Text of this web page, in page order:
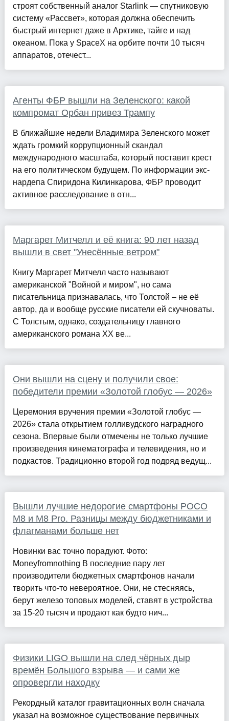
строят собственный аналог Starlink — спутниковую
систему «Рассвет», которая должна обеспечить
быстрый интернет даже в Арктике, тайге и над
океаном. Пока у SpaceX на орбите почти 10 тысяч
аппаратов, отечест...
Агенты ФБР вышли на Зеленского: какой
компромат Орбан привез Трампу
В ближайшие недели Владимира Зеленского может
ждать громкий коррупционный скандал
международного масштаба, который поставит крест
на его политическом будущем. По информации экс-
нардепа Спиридона Килинкарова, ФБР проводит
активное расследование в отн...
Маргарет Митчелл и её книга: 90 лет назад
вышли в свет "Унесённые ветром"
Книгу Маргарет Митчелл часто называют
американской "Войной и миром", но сама
писательница признавалась, что Толстой – не её
автор, да и вообще русские писатели ей скучноваты.
С Толстым, однако, создательницу главного
американского романа ХХ ве...
Они вышли на сцену и получили свое:
победители премии «Золотой глобус — 2026»
Церемония вручения премии «Золотой глобус —
2026» стала открытием голливудского наградного
сезона. Впервые были отмечены не только лучшие
произведения кинематографа и телевидения, но и
подкастов. Традиционно второй год подряд ведущ...
Вышли лучшие недорогие смартфоны POCO
M8 и M8 Pro. Разницы между бюджетниками и
флагманами больше нет
Новинки вас точно порадуют. Фото:
Moneyfromnothing В последние пару лет
производители бюджетных смартфонов начали
творить что-то невероятное. Они, не стесняясь,
берут железо топовых моделей, ставят в устройства
за 15-20 тысяч и продают как будто нич...
Физики LIGO вышли на след чёрных дыр
времён Большого взрыва — и сами же
опровергли находку
Рекордный каталог гравитационных волн сначала
указал на возможное существование первичных